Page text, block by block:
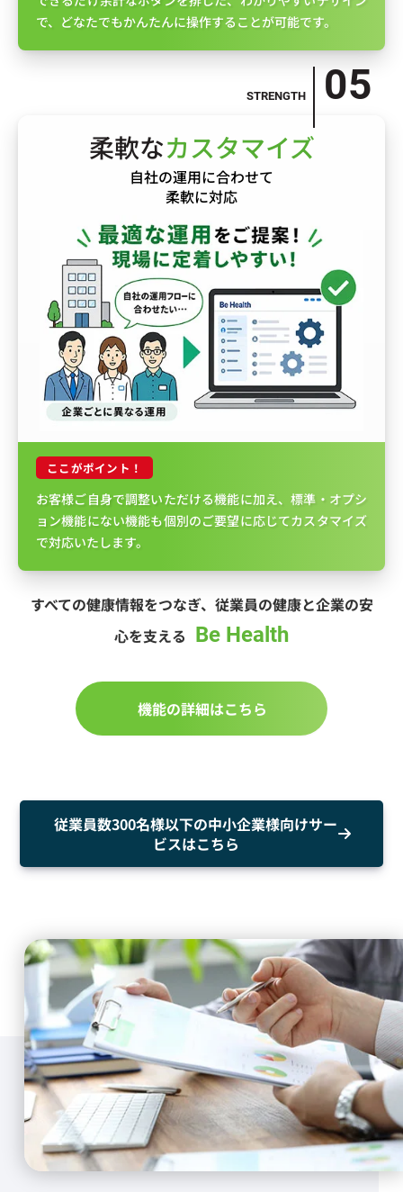
で、どなたでもかんたんに操作することが可能です。
柔軟なカスタマイズ
自社の運用に合わせて
柔軟に対応
ここがポイント！
お客様ご自身で調整いただける機能に加え、標準・オプシ
ョン機能にない機能も個別のご要望に応じてカスタマイズ
で対応いたします。
すべての健康情報をつなぎ、従業員の健康と企業の安
心を支える Be Health
機能の詳細はこちら
従業員数300名様以下の中小企業様向けサー
ビスはこちら